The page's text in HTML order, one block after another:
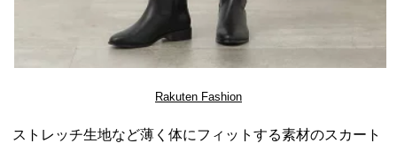
Rakuten Fashion
ストレッチ生地など薄く体にフィットする素材のスカート